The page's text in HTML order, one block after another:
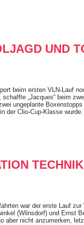
UND
beim ersten VLN-Lauf
„Jacques“ beim
ungeplante
der Clio-Cup-Klasse wurde.
war der erste Lauf zur
(Wilnsdorf) und Ernst
aber nicht anzumerken,